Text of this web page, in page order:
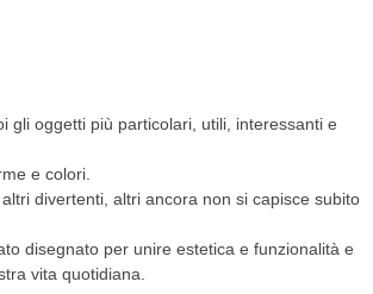
gli oggetti più particolari, utili, interessanti e
e colori.
divertenti, altri ancora non si capisce subito
disegnato per unire estetica e funzionalità e
vita quotidiana.